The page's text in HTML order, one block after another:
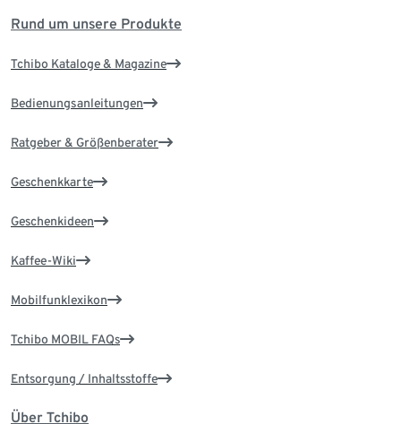
Rund um unsere Produkte
Tchibo Kataloge & Magazine
Bedienungsanleitungen
Ratgeber & Größenberater
Geschenkkarte
Geschenkideen
Kaffee-Wiki
Mobilfunklexikon
Tchibo MOBIL FAQs
Entsorgung / Inhaltsstoffe
Über Tchibo